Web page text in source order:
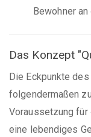
Bewohner
Das Konzept
Die Eckpunkte
folgendermaßen
Voraussetzung für
eine lebendiges